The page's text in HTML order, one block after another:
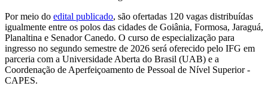
Por meio do edital publicado, são ofertadas 120 vagas distribuídas
igualmente entre os polos das cidades de Goiânia, Formosa, Jaraguá,
Planaltina e Senador Canedo. O curso de especialização para
ingresso no segundo semestre de 2026 será oferecido pelo IFG em
parceria com a Universidade Aberta do Brasil (UAB) e a
Coordenação de Aperfeiçoamento de Pessoal de Nível Superior -
CAPES.